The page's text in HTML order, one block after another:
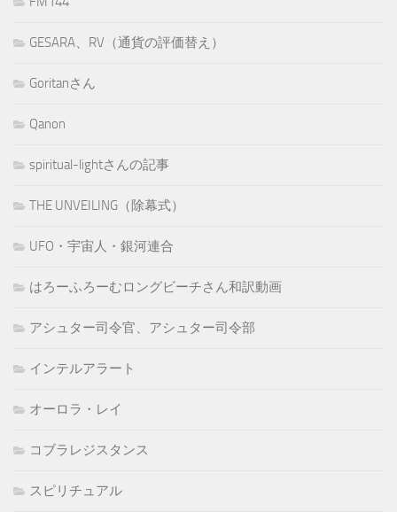
GESARA、RV（通貨の評価替え）
Goritanさん
Qanon
spiritual-lightさんの記事
THE UNVEILING（除幕式）
UFO・宇宙人・銀河連合
はろーふろーむロングビーチさん和訳動画
アシュター司令官、アシュター司令部
インテルアラート
オーロラ・レイ
コブラレジスタンス
スピリチュアル